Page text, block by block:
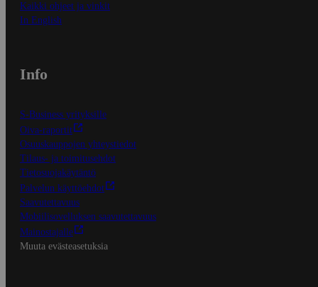
Kaikki ohjeet ja vinkit
In English
Info
S-Business yrityksille
Oiva-raportit
Osuuskauppojen yhteystiedot
Tilaus- ja toimitusehdot
Tietosuojakäytäntö
Palvelun käyttöehdot
Saavutettavuus
Mobiilisovelluksen saavutettavuus
Mainostajalle
Muuta evästeasetuksia